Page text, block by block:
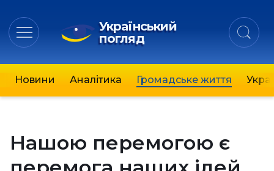
Український
погляд
Новини Аналітика Громадське життя
Нашою перемогою є